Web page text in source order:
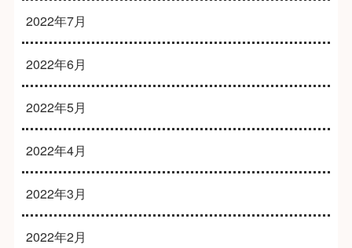
2022年7月
2022年6月
2022年5月
2022年4月
2022年3月
2022年2月